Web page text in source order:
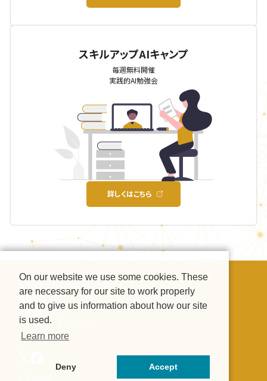
スキルアップAIキャンプ
毎週無料開催
実践的AI勉強会
詳しくはこちら
運営会社
利用規約
プライバシーポリシー
On our website we use some cookies. These
are necessary for our site to work properly
and to give us information about how our site
is used.
Learn more
Deny Accept